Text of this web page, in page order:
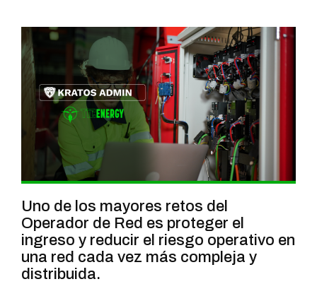
Uno de los mayores retos del
Operador de Red es proteger el
ingreso y reducir el riesgo operativo en
una red cada vez más compleja y
distribuida.